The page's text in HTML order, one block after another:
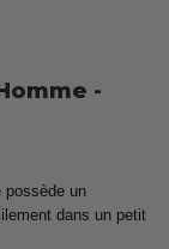
-
possède un
dans un petit